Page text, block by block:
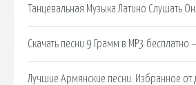
Танцевальная Музыка Латино Слушать
Скачать песни 9 Грамм в MP3 бесплатно
Лучшие Армянские песни. Избранное от